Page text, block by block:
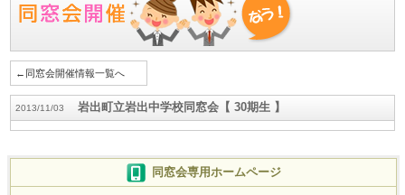
←同窓会開催情報一覧へ
2013/11/03 岩出町立岩出中学校同窓会【 30期生 】
同窓会専用ホームページ